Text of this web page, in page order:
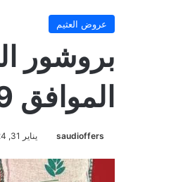
عروض العثيم
الموافق 19 \ 7 \ 1445
saudioffers يناير 31, 2024